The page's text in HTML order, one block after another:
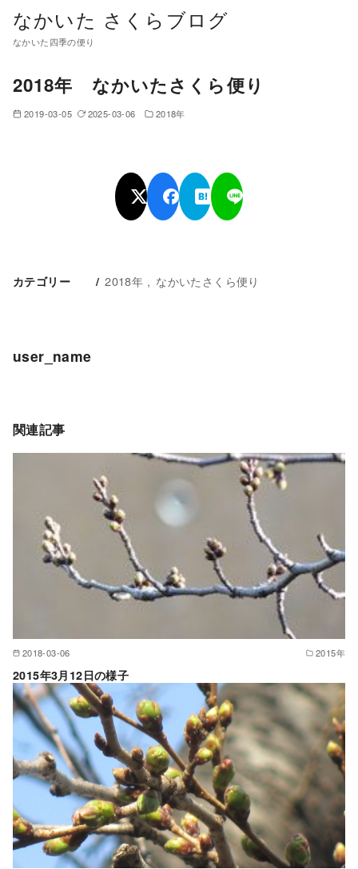
なかいた さくらブログ
なかいた四季の便り
2018年 なかいたさくら便り
2019-03-05 2025-03-06 2018年
カテゴリー 2018年 なかいたさくら便り
user_name
関連記事
2018-03-06 2015年
2015年3月12日の様子